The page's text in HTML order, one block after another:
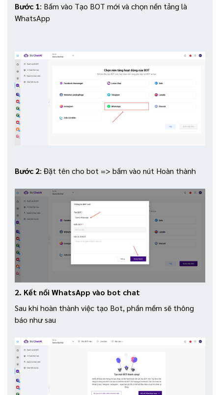
Bước 1: Bấm vào Tạo BOT mới và chọn nền tảng là
WhatsApp
Bước 2: Đặt tên cho bot => bấm vào nút Hoàn thành
2. Kết nối WhatsApp vào bot chat
Sau khi hoàn thành việc tạo Bot, phần mềm sẽ thông
báo như sau